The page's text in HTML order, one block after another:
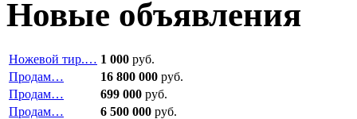
Новые объявления
Ножевой тир.… 1 000 руб.
Продам…
16 800 000 руб.
Продам…
699 000 руб.
Продам…
6 500 000 руб.